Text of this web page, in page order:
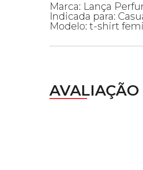
Marca: Lança
Indicada para:
Modelo: t-shirt